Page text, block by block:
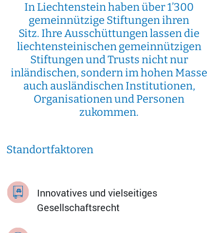
In Liechtenstein haben über 1’300
gemeinnützige Stiftungen ihren
Sitz. Ihre Ausschüttungen lassen die
liechtensteinischen gemeinnützigen
Stiftungen und Trusts nicht nur
inländischen, sondern im hohen Masse
auch ausländischen Institutionen,
Organisationen und Personen
zukommen.
Standortfaktoren
Innovatives und vielseitiges
Gesellschaftsrecht